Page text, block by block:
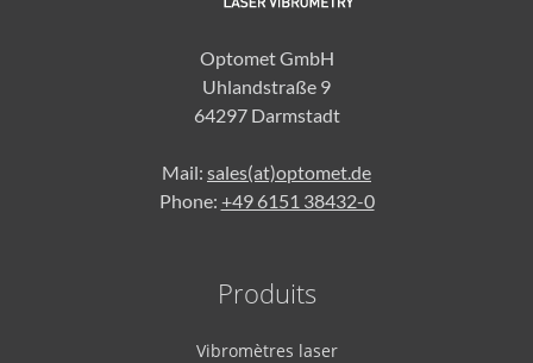
Optomet GmbH
Uhlandstraße 9
64297 Darmstadt
Mail: sales(at)optomet.de
Phone: +49 6151 38432-0
Produits
Vibromètres laser